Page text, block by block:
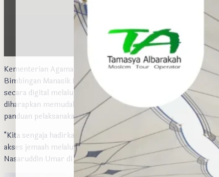
Kementerian Agama merilis buku elektronik (e-book)
Bimbingan Manasik Haji dan Umrah. Buku ini bisa diakses
secara digital melalui gadget atau ponsel pintar sehingga
diharapkan memudahkan jemaah Indonesia dalam mengakses
panduan pelaksanakan ibadah haji.
“Kita sengaja hadirkan versi e-book untuk memudahkan
akses jemaah melalui ponsel mereka,” ujar Menteri Agama
Nasaruddin Umar di Jakarta, Jumat (14/3/2015).